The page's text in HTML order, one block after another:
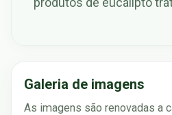
Galeria de imagens
As imagens são renovadas a